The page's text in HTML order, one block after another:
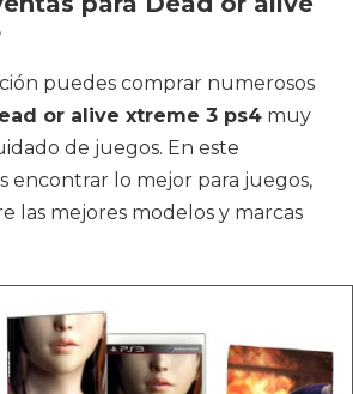
puedes comprar numerosos
or alive xtreme 3 ps4 muy
de juegos. En este
encontrar lo mejor para juegos,
las mejores modelos y marcas